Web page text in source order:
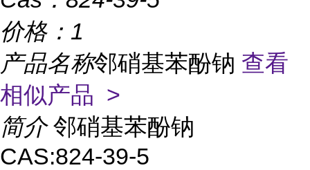
价格： 1
产品名称邻硝基苯酚钠 查看
相似产品 >
简介 邻硝基苯酚钠
CAS:824-39-5